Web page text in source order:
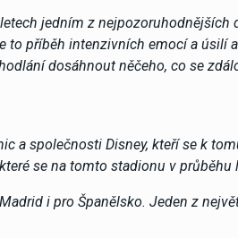
jedním z nejpozoruhodnějších
to příběh intenzivních emocí a úsilí
dosáhnout něčeho, co se
a společnosti Disney, kteří se k
se na tomto stadionu v průběhu
i pro Španělsko. Jeden z